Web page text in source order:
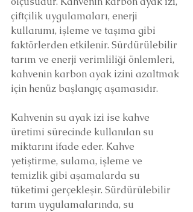
çiftçilik uygulamaları, enerji
kullanımı, işleme ve taşıma gibi
faktörlerden etkilenir. Sürdürülebilir
tarım ve enerji verimliliği önlemleri,
kahvenin karbon ayak izini azaltmak
için henüz başlangıç aşamasıdır.
Kahvenin su ayak izi ise kahve
üretimi sürecinde kullanılan su
miktarını ifade eder. Kahve
yetiştirme, sulama, işleme ve
temizlik gibi aşamalarda su
tüketimi gerçekleşir. Sürdürülebilir
tarım uygulamalarında, su